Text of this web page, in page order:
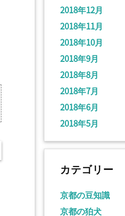
2018年12月
2018年11月
2018年10月
2018年9月
2018年8月
2018年7月
2018年6月
2018年5月
カテゴリー
京都の豆知識
京都の狛犬